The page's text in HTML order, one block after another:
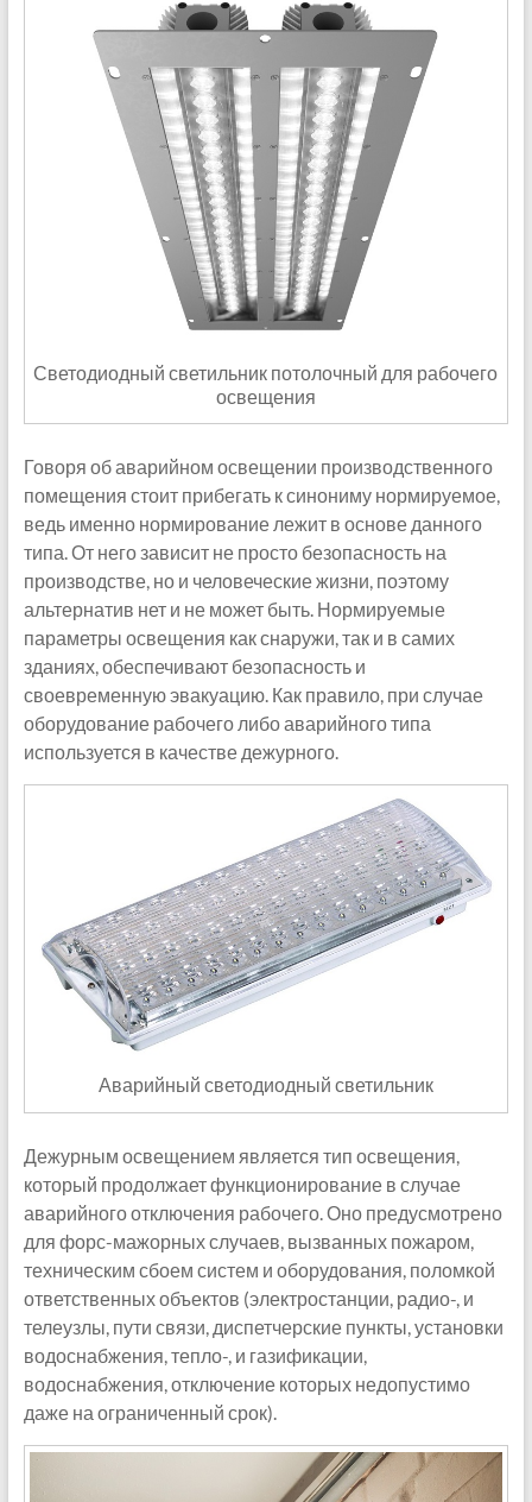
Светодиодный светильник потолочный для рабочего
освещения
Говоря об аварийном освещении производственного
помещения стоит прибегать к синониму нормируемое,
ведь именно нормирование лежит в основе данного
типа. От него зависит не просто безопасность на
производстве, но и человеческие жизни, поэтому
альтернатив нет и не может быть. Нормируемые
параметры освещения как снаружи, так и в самих
зданиях, обеспечивают безопасность и
своевременную эвакуацию. Как правило, при случае
оборудование рабочего либо аварийного типа
используется в качестве дежурного.
Аварийный светодиодный светильник
Дежурным освещением является тип освещения,
который продолжает функционирование в случае
аварийного отключения рабочего. Оно предусмотрено
для форс-мажорных случаев, вызванных пожаром,
техническим сбоем систем и оборудования, поломкой
ответственных объектов (электростанции, радио-, и
телеузлы, пути связи, диспетчерские пункты, установки
водоснабжения, тепло-, и газификации,
водоснабжения, отключение которых недопустимо
даже на ограниченный срок).